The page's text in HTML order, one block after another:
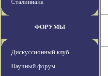
Сталиниана
ФОРУМЫ
Дискуссионный клуб
Научный форум